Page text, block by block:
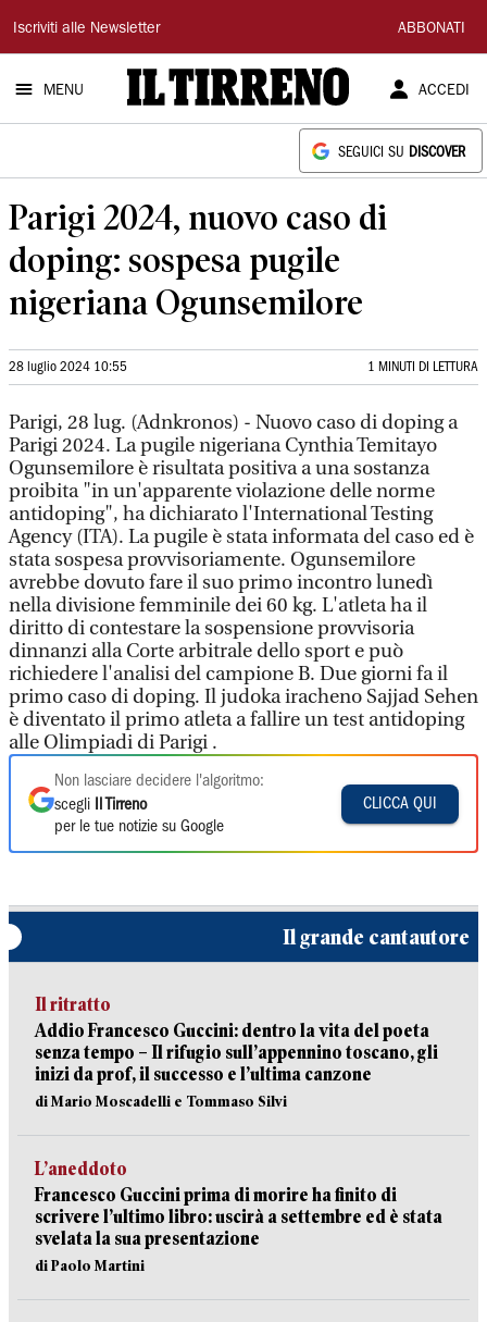
Il
Tirreno
Iscriviti alle Newsletter ABBONATI
MENU ACCEDI
SEGUICI SU DISCOVER
Parigi 2024, nuovo caso di
doping: sospesa pugile
nigeriana Ogunsemilore
28 luglio 2024 10:55 1 MINUTI DI LETTURA
Parigi, 28 lug. (Adnkronos) - Nuovo caso di doping a
Parigi 2024. La pugile nigeriana Cynthia Temitayo
Ogunsemilore è risultata positiva a una sostanza
proibita "in un'apparente violazione delle norme
antidoping", ha dichiarato l'International Testing
Agency (ITA). La pugile è stata informata del caso ed è
stata sospesa provvisoriamente. Ogunsemilore
avrebbe dovuto fare il suo primo incontro lunedì
nella divisione femminile dei 60 kg. L'atleta ha il
diritto di contestare la sospensione provvisoria
dinnanzi alla Corte arbitrale dello sport e può
richiedere l'analisi del campione B. Due giorni fa il
primo caso di doping. Il judoka iracheno Sajjad Sehen
è diventato il primo atleta a fallire un test antidoping
alle Olimpiadi di Parigi .
Non lasciare decidere l'algoritmo:
scegli
Il Tirreno
per le tue notizie su Google
CLICCA QUI
Il grande cantautore
Il ritratto
Addio Francesco Guccini: dentro la vita del poeta
senza tempo – Il rifugio sull’appennino toscano, gli
inizi da prof, il successo e l’ultima canzone
di Mario Moscadelli e Tommaso Silvi
L’aneddoto
Francesco Guccini prima di morire ha finito di
scrivere l’ultimo libro: uscirà a settembre ed è stata
svelata la sua presentazione
di Paolo Martini